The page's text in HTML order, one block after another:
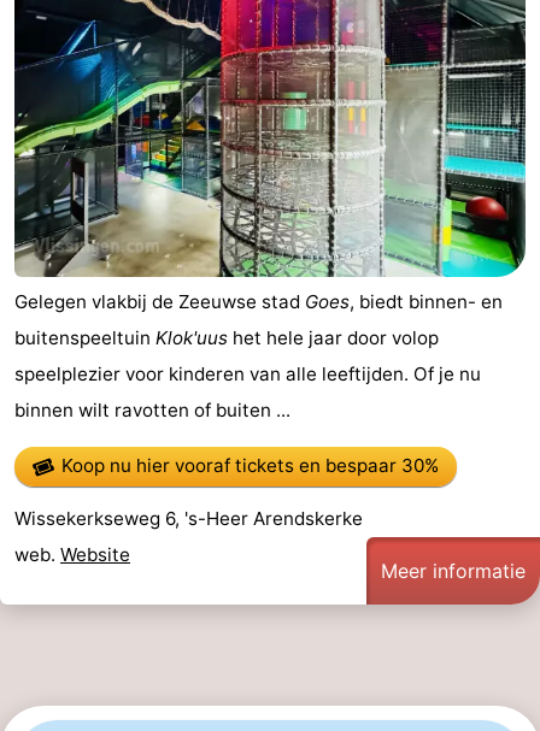
Gelegen vlakbij de Zeeuwse stad Goes, biedt binnen- en
buitenspeeltuin Klok'uus het hele jaar door volop
speelplezier voor kinderen van alle leeftijden. Of je nu
binnen wilt ravotten of buiten ...
Koop nu hier vooraf ticketsen bespaar 30%
Wissekerkseweg 6, 's-Heer Arendskerke
web. Website
Meer informatie